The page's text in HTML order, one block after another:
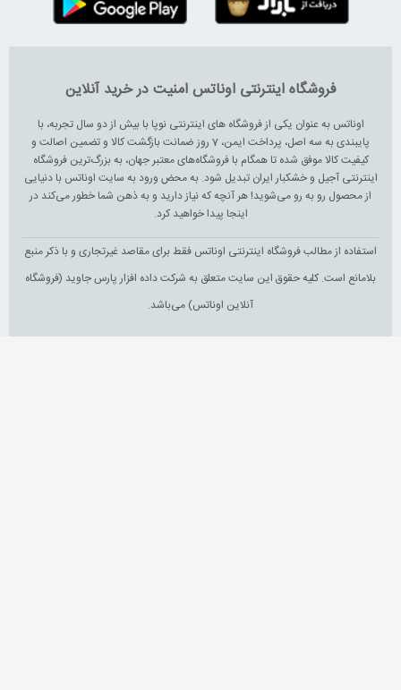
فروشگاه اینترنتی اوناتس امنیت در خرید آنلاین
اوناتس به عنوان یکی از فروشگاه های اینترنتی نوپا با بیش از دو سال تجربه، با
پایبندی به سه اصل، پرداخت ایمن، 7 روز ضمانت بازگشت کالا و تضمین اصالت و
کیفیت کالا موفق شده تا همگام با فروشگاه‌های معتبر جهان، به بزرگ‌ترین فروشگاه
اینترنتی آجیل و خشکبار ایران تبدیل شود. به محض ورود به سایت اوناتس با دنیایی
از محصول رو به رو می‌شوید! هر آنچه که نیاز دارید و به ذهن شما خطور می‌کند در
اینجا پیدا خواهید کرد.
استفاده از مطالب فروشگاه اینترنتی اوناتس فقط برای مقاصد غیرتجاری و با ذکر منبع
بلامانع است. کلیه حقوق این سایت متعلق به شرکت داده افزار پارس جاوید (فروشگاه
آنلاین اوناتس) می‌باشد.